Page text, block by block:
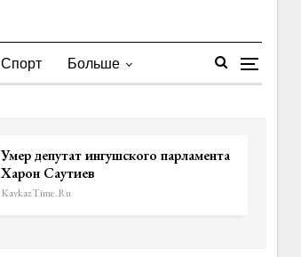
Спорт Больше
Умер депутат ингушского парламента
Харон Саутиев
KavkazTime.ru